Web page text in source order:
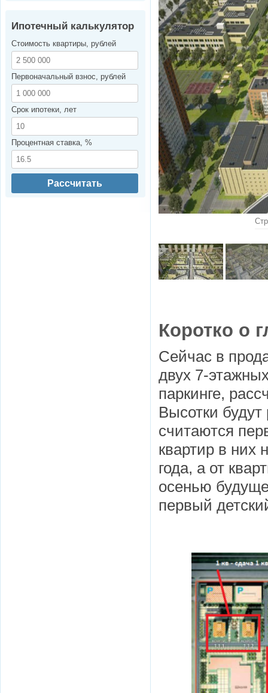
Коротко о
Сейчас в
двух 7-
паркинге,
Высотки будут
считаются
квартир в них
года, а от
осенью
первый
Ипотечный калькулятор
Стоимость квартиры, рублей
Первоначальный взнос, рублей
Срок ипотеки, лет
Процентная ставка, %
Рассчитать